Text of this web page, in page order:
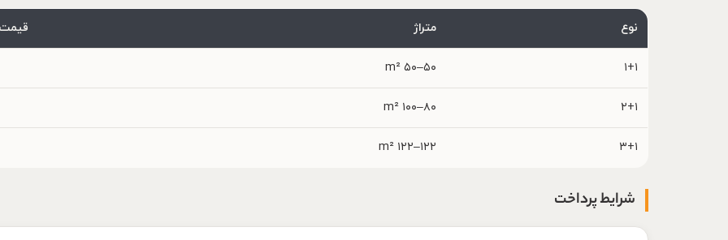
نوع متراژ قیمت
۱+۱ ۵۰–۵۰ m²
۲+۱ ۸۰–۱۰۰ m²
۳+۱ ۱۲۲–۱۲۲ m²
شرایط پرداخت